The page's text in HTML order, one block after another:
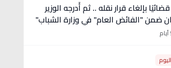
"انتصر قضائيًا بإلغاء قرار نقله .. ثم أُدرجه الوزير
ضمن "الفائض العام" في وزارة الشباب"